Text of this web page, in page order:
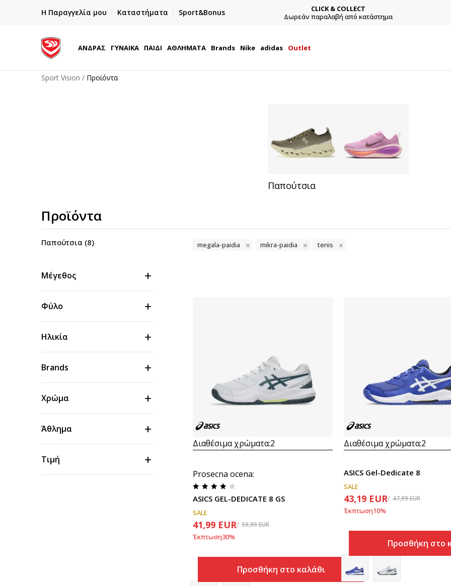
Η Παραγγελία μου Καταστήματα Sport&Bonus
ΓΡΗΓΟΡΟΤΕΡΗ ΠΑΡΑΔΟΣΗ ΜΕ BOX NOW
Παραλαβή 24/7
CLICK & COLLECT
Δωρεάν παραλαβή από κατάστημα
ΑΝΔΡΑΣ ΓΥΝΑΙΚΑ ΠΑΙΔΙ ΑΘΛΗΜΑΤΑ Brands Nike adidas Outlet
Sport Vision Προϊόντα
Παπούτσια
Προϊόντα
Παπούτσια (8)
Μέγεθος
Φύλο
Ηλικία
Brands
Χρώμα
Άθλημα
Τιμή
megala-paidia mikra-paidia tenis
Συγκρίνετε
Διαθέσιμα χρώματα:2
Prosecna ocena:
ASICS GEL-DEDICATE 8 GS
SALE
41,99 EUR 59,99EUR
Έκπτωση30%
Προσθήκη στο καλάθι
Συγκρίνετε
Διαθέσιμα χρώματα:2
ASICS Gel-Dedicate 8
SALE
43,19 EUR 47,99EUR
Έκπτωση10%
Προσθήκη στο